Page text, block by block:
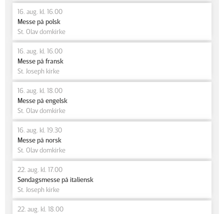
16. aug. kl. 16.00
Messe på polsk
St. Olav domkirke
16. aug. kl. 16.00
Messe på fransk
St. Joseph kirke
16. aug. kl. 18.00
Messe på engelsk
St. Olav domkirke
16. aug. kl. 19.30
Messe på norsk
St. Olav domkirke
22. aug. kl. 17.00
Søndagsmesse på italiensk
St. Joseph kirke
22. aug. kl. 18.00